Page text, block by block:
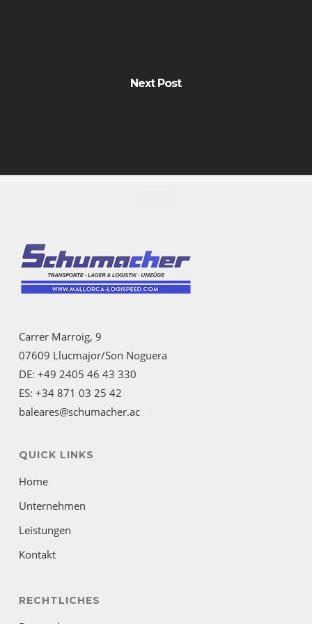
Next Post
Carrer Marroig, 9
07609 Llucmajor/Son Noguera
DE: +49 2405 46 43 330
ES: +34 871 03 25 42
baleares@schumacher.ac
QUICK LINKS
Home
Unternehmen
Leistungen
Kontakt
RECHTLICHES